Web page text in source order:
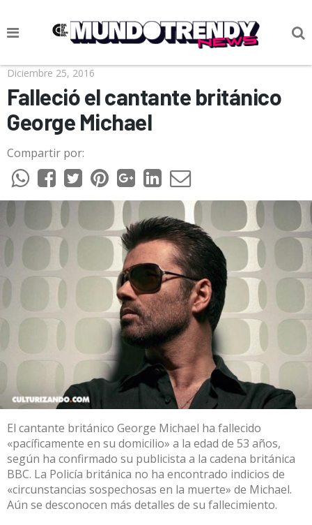
NOTICIAS
CULTURA POP
CIENCIA Y TECNOLOGÍA
VIDA
SOCIEDAD
CULTURIZANDO.COM
Diciembre 25, 2016
Falleció el cantante británico
George Michael
Compartir por:
El cantante británico George Michael ha fallecido
«pacíficamente en su domicilio» a la edad de 53 años,
según ha confirmado su publicista a la cadena británica
BBC. La Policía británica no ha encontrado indicios de
«circunstancias sospechosas en la muerte» de Michael.
Aún se desconocen más detalles de su fallecimiento.